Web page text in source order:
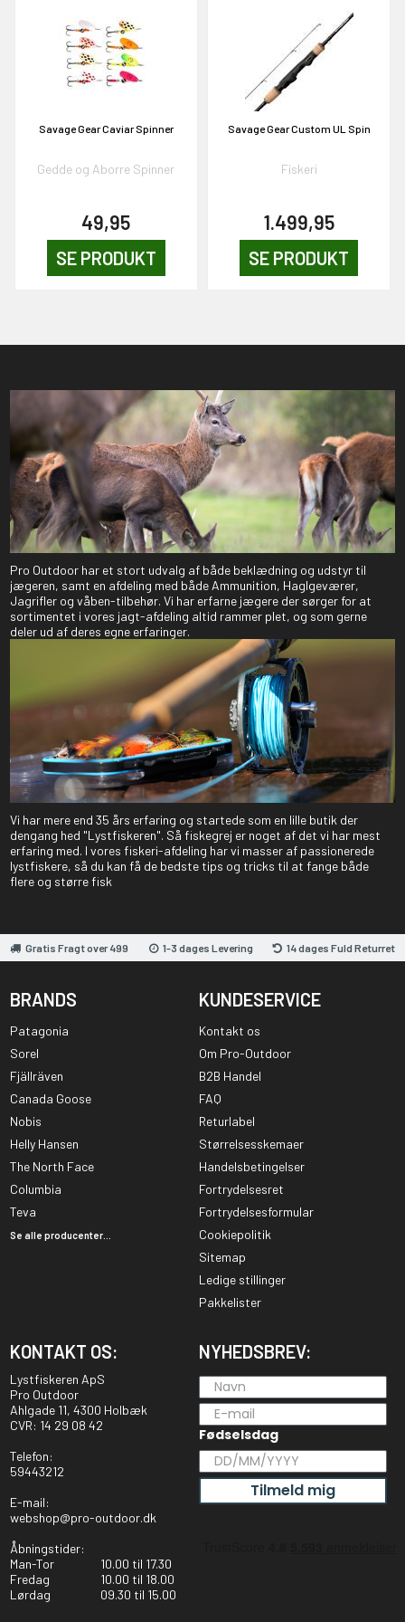
Savage Gear Caviar Spinner
Gedde og Aborre Spinner
49,95
SE PRODUKT
Savage Gear Custom UL Spin
Fiskeri
1.499,95
SE PRODUKT
Pro Outdoor har et stort udvalg af både beklædning og udstyr til
jægeren, samt en afdeling med både Ammunition, Haglgeværer,
Jagrifler og våben-tilbehør. Vi har erfarne jægere der sørger for at
sortimentet i vores jagt-afdeling altid rammer plet, og som gerne
deler ud af deres egne erfaringer.
Vi har mere end 35 års erfaring og startede som en lille butik der
dengang hed "Lystfiskeren". Så fiskegrej er noget af det vi har mest
erfaring med. I vores fiskeri-afdeling har vi masser af passionerede
lystfiskere, så du kan få de bedste tips og tricks til at fange både
flere og større fisk
Gratis Fragt over 499 1-3 dages Levering 14 dages Fuld Returret
BRANDS
Patagonia
Sorel
Fjällräven
Canada Goose
Nobis
Helly Hansen
The North Face
Columbia
Teva
Se alle producenter...
KUNDESERVICE
Kontakt os
Om Pro-Outdoor
B2B Handel
FAQ
Returlabel
Størrelsesskemaer
Handelsbetingelser
Fortrydelsesret
Fortrydelsesformular
Cookiepolitik
Sitemap
Ledige stillinger
Pakkelister
KONTAKT OS:
Lystfiskeren ApS
Pro Outdoor
Ahlgade 11, 4300 Holbæk
CVR: 14 29 08 42
Telefon:
59443212
E-mail:
webshop@pro-outdoor.dk
Åbningstider:
Man-Tor
10.00 til 17.30
Fredag
10.00 til 18.00
Lørdag
09.30 til 15.00
NYHEDSBREV:
Fødselsdag
Tilmeld mig